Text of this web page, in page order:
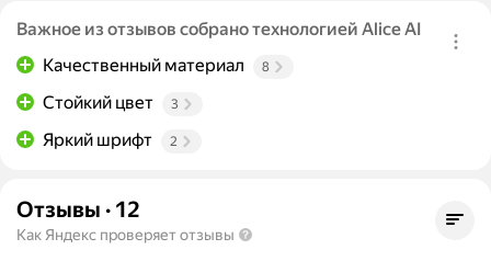
Важное из отзывов собрано технологией Alice AI
Качественный материал
8
Стойкий цвет 3
Яркий шрифт 2
Отзывы · 12
Как Яндекс проверяет отзывы